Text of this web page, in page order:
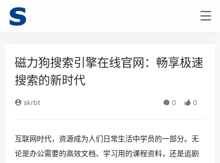
磁力狗搜索引擎在线官网：畅享极速
搜索的新时代
skrbt 0 0
互联网时代，资源成为人们日常生活中学员的一部分。无
论是办公需要的高效文档、学习用的课程资料，还是追剧